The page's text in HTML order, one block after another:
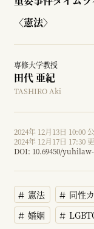
〈憲法〉
専修大学教授
田代 亜紀
TASHIRO Aki
2024年 12月13日 10:00
2024年 12月17日 17:30
DOI: 10.69450/
憲法 同性
婚姻